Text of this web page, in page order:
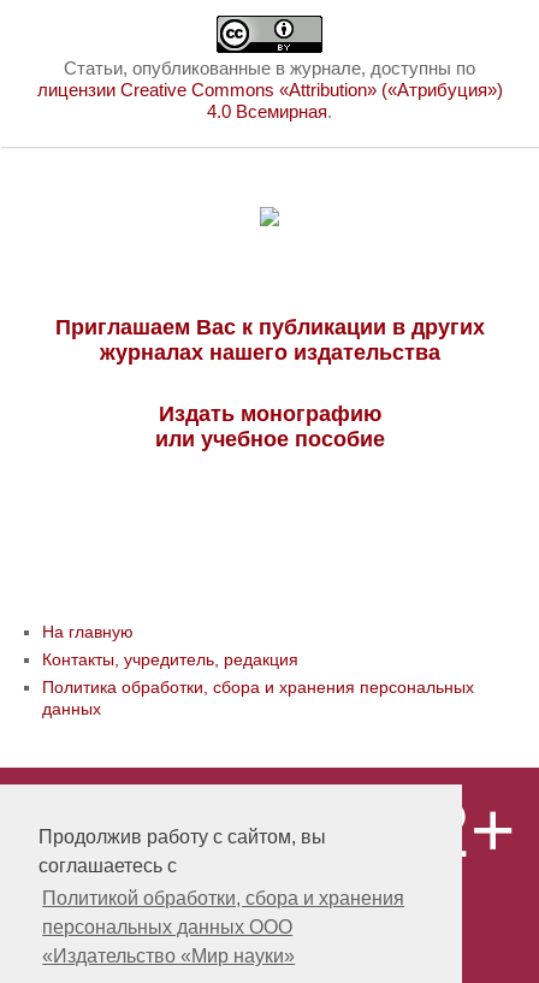
Продолжив работу с сайтом, вы
соглашаетесь с
Политикой обработки, сбора и хранения
персональных данных ООО
«Издательство «Мир науки»
Статьи, опубликованные в журнале, доступны по
лицензии Creative Commons «Attribution» («Атрибуция»)
4.0 Всемирная.
Приглашаем Вас к публикации в других
журналах нашего издательства
Издать монографию
или учебное пособие
На главную
Контакты, учредитель, редакция
Политика обработки, сбора и хранения персональных
данных
«Publishing company «World of science»,
LLC Материалы, размещенные на сайте,
охраняются Законом о защите авторских
прав. Публикация любых материалов
этого сайта запрещена без
предварительного согласования с
издательством. Авторские права на
12+